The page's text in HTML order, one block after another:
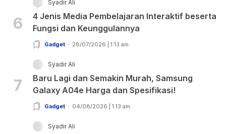
6
Syadir Ali
4 Jenis Media Pembelajaran Interaktif beserta
Fungsi dan Keunggulannya
Gadget 28/07/2026 | 1:13 am
7
Syadir Ali
Baru Lagi dan Semakin Murah, Samsung
Galaxy A04e Harga dan Spesifikasi!
Gadget 04/08/2026 | 1:13 am
Syadir Ali